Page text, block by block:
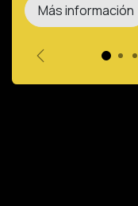
Más información
Anterior